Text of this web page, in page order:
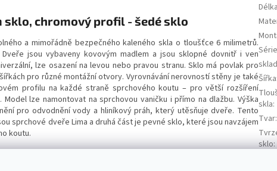
sklo, chromový profil - šedé sklo
a mimořádně bezpečného kaleného skla o tloušťce 6 milimetrů.
jsou vybaveny kovovým madlem a jsou sklopné dovnitř i ven
lze osazení na levou nebo pravou stranu. Sklo má povlak pro
pro různé montážní otvory. Vyrovnávání nerovností stěny je také
profilu na každé straně sprchového koutu – pro větší rozšíření
lze namontovat na sprchovou vaničku i přímo na dlažbu. Výška
pro odvodnění vody a hliníkový práh, který utěsňuje dveře. Tento
sprchové dveře Lima a druhá část je pevné sklo, které jsou navzájem
koutu.
Délka
Série
sklad
Šířka
skla:
Tvar:
sklo: